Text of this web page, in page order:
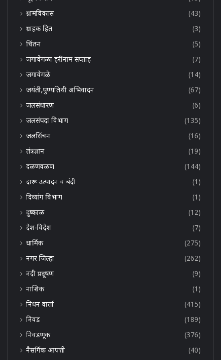
ग्रामविकास
(43)
ग्राहक हित
(3)
चिंतन
(5)
जगावेगळा हरींनाम सप्ताह
(7)
जगावेगळे
(14)
जयंती,पुण्यतिथी अभिवादन
(67)
जलसंधारण
(6)
जलसंपदा विभाग
(135)
जलसिंचन
(16)
तंत्रज्ञान
(19)
दळणवळण
(144)
दारू उत्पादन व बंदी
(1)
दिव्यांग विभाग
(1)
दुष्काळ
(12)
देश-विदेश
(7)
धार्मिक
(275)
नगर जिल्हा
(262)
नदी प्रदूषण
(9)
नाशिक
(1)
निधन वार्ता
(415)
निवड
(189)
निवडणूक
(376)
नैसर्गिक आपत्ती
(40)